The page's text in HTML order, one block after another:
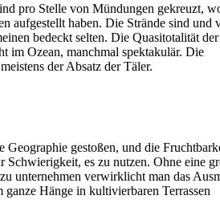
pro Stelle von Mündungen gekreuzt,
aufgestellt haben. Die Strände sind und
bedeckt selten. Die Quasitotalität der
im Ozean, manchmal spektakulär. Die
der Absatz der Täler.
Geographie gestoßen, und die
Schwierigkeit, es zu nutzen. Ohne eine
unternehmen verwirklicht man das
ganze Hänge in kultivierbaren Terrassen